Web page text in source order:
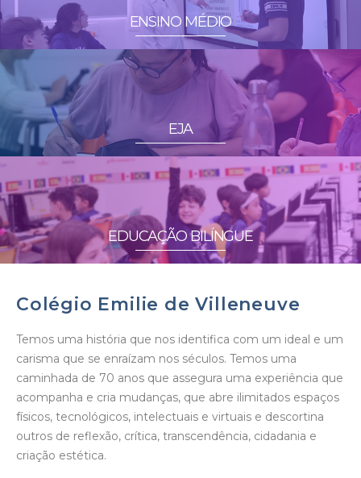
ENSINO MÉDIO
EJA
EDUCAÇÃO BILÍNGUE
Colégio Emilie de Villeneuve
Temos uma história que nos identifica com um ideal e um
carisma que se enraízam nos séculos. Temos uma
caminhada de 70 anos que assegura uma experiência que
acompanha e cria mudanças, que abre ilimitados espaços
físicos, tecnológicos, intelectuais e virtuais e descortina
outros de reflexão, crítica, transcendência, cidadania e
criação estética.